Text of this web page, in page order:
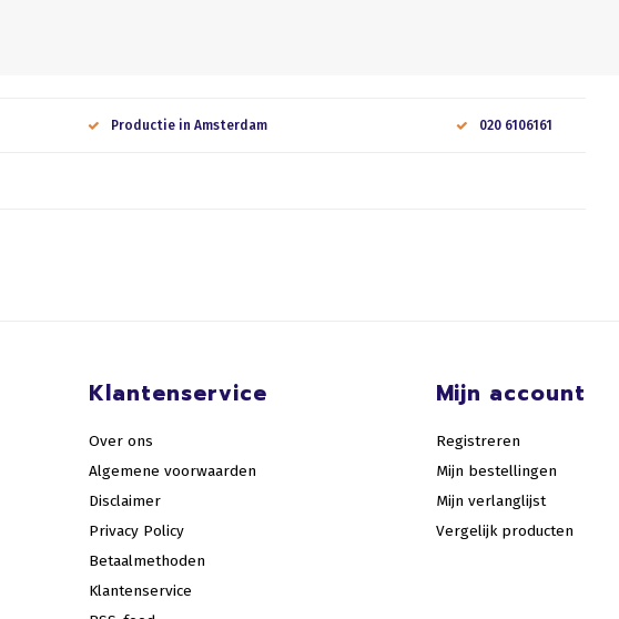
Productie in Amsterdam 020 6106161
Klantenservice
Over ons
Algemene voorwaarden
Disclaimer
Privacy Policy
Betaalmethoden
Klantenservice
Mijn account
Registreren
Mijn bestellingen
Mijn verlanglijst
Vergelijk producten